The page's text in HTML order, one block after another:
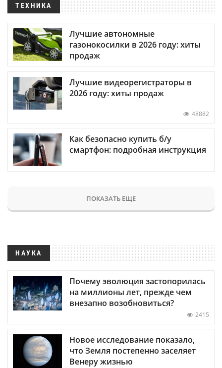
ТЕХНИКА
Лучшие автономные
газонокосилки в 2026 году: хиты
продаж
Лучшие видеорегистраторы в
2026 году: хиты продаж
48882
Как безопасно купить б/у
смартфон: подробная инструкция
ПОКАЗАТЬ ЕЩЕ
НАУКА
Почему эволюция застопорилась
на миллионы лет, прежде чем
внезапно возобновиться?
2415
Новое исследование показало,
что Земля постепенно заселяет
Венеру жизнью